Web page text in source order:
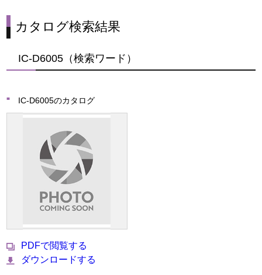
カタログ検索結果
IC-D6005（検索ワード）
IC-D6005のカタログ
PDFで閲覧する
ダウンロードする